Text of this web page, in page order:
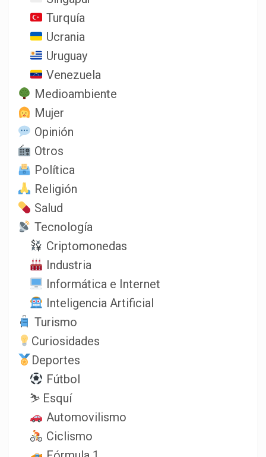
Turquía
Ucrania
Uruguay
Venezuela
Medioambiente
Mujer
Opinión
Otros
Política
Religión
Salud
Tecnología
Criptomonedas
Industria
Informática e Internet
Inteligencia Artificial
Turismo
Curiosidades
Deportes
Fútbol
⛷️ Esquí
Automovilismo
Ciclismo